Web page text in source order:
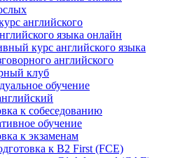
английского
языка онлайн
курс английского языка
английского
клуб
обучение
к собеседованию
обучение
к экзаменам
к B2 First (FCE)